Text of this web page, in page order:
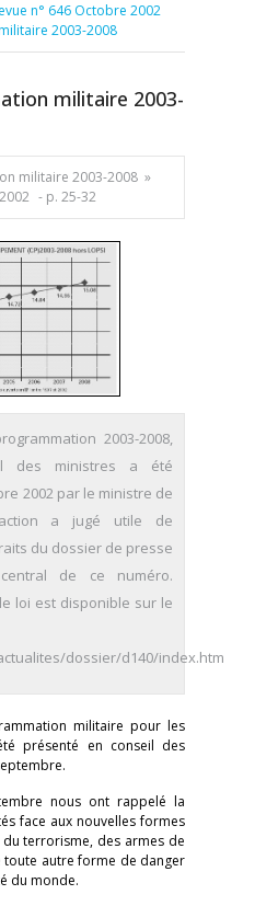
n° 646 Octobre 2002
2003-2008
militaire 2003-
militaire 2003-2008 »
- p. 25-32
2003-2008,
des ministres a été
2002 par le ministre de
a jugé utile de
du dossier de presse
de ce numéro.
loi est disponible sur le
dossier/d140/index.htm
militaire pour les
présenté en conseil des
nous ont rappelé la
face aux nouvelles formes
terrorisme, des armes de
autre forme de danger
du monde.